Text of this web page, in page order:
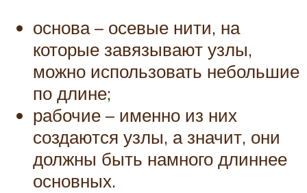
основа – осевые нити, на
которые завязывают узлы,
можно использовать небольшие
по длине;
рабочие – именно из них
создаются узлы, а значит, они
должны быть намного длиннее
основных.